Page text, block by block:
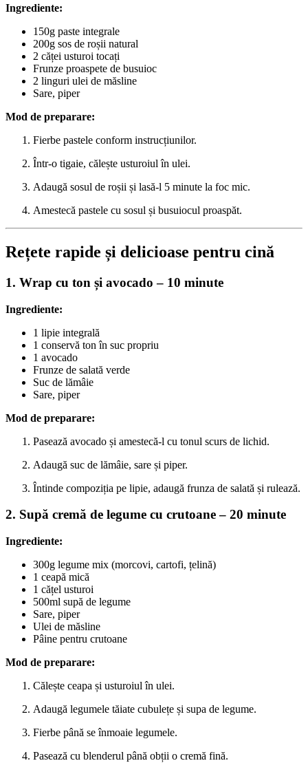
Ingrediente:
150g paste integrale
200g sos de roșii natural
2 căței usturoi tocați
Frunze proaspete de busuioc
2 linguri ulei de măsline
Sare, piper
Mod de preparare:
Fierbe pastele conform instrucțiunilor.
Într-o tigaie, călește usturoiul în ulei.
Adaugă sosul de roșii și lasă-l 5 minute la foc mic.
Amestecă pastele cu sosul și busuiocul proaspăt.
Rețete rapide și delicioase pentru cină
1. Wrap cu ton și avocado – 10 minute
Ingrediente:
1 lipie integrală
1 conservă ton în suc propriu
1 avocado
Frunze de salată verde
Suc de lămâie
Sare, piper
Mod de preparare:
Pasează avocado și amestecă-l cu tonul scurs de lichid.
Adaugă suc de lămâie, sare și piper.
Întinde compoziția pe lipie, adaugă frunza de salată și rulează.
2. Supă cremă de legume cu crutoane – 20 minute
Ingrediente:
300g legume mix (morcovi, cartofi, țelină)
1 ceapă mică
1 cățel usturoi
500ml supă de legume
Sare, piper
Ulei de măsline
Pâine pentru crutoane
Mod de preparare:
Călește ceapa și usturoiul în ulei.
Adaugă legumele tăiate cubulețe și supa de legume.
Fierbe până se înmoaie legumele.
Pasează cu blenderul până obții o cremă fină.